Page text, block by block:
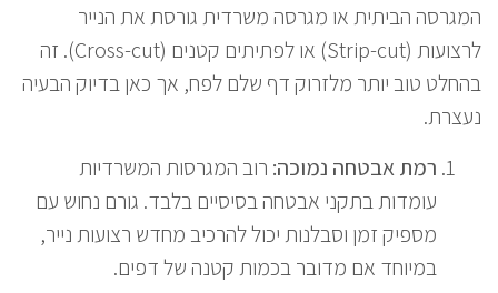
המגרסה הביתית או מגרסה משרדית גורסת את הנייר
לרצועות (Strip-cut) או לפתיתים קטנים (Cross-cut). זה
בהחלט טוב יותר מלזרוק דף שלם לפח, אך כאן בדיוק הבעיה
נעצרת.
רמת אבטחה נמוכה: רוב המגרסות המשרדיות
עומדות בתקני אבטחה בסיסיים בלבד. גורם נחוש עם
מספיק זמן וסבלנות יכול להרכיב מחדש רצועות נייר,
במיוחד אם מדובר בכמות קטנה של דפים.